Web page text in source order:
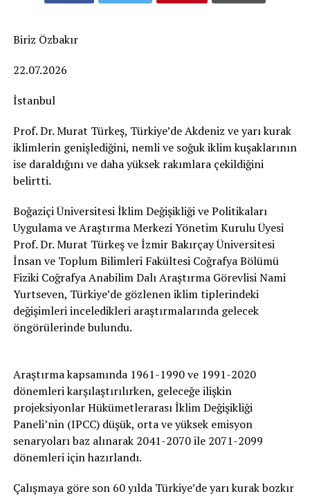
Biriz Özbakır
22.07.2026
İstanbul
Prof. Dr. Murat Türkeş, Türkiye’de Akdeniz ve yarı kurak
iklimlerin genişlediğini, nemli ve soğuk iklim kuşaklarının
ise daraldığını ve daha yüksek rakımlara çekildiğini
belirtti.
Boğaziçi Üniversitesi İklim Değişikliği ve Politikaları
Uygulama ve Araştırma Merkezi Yönetim Kurulu Üyesi
Prof. Dr. Murat Türkeş ve İzmir Bakırçay Üniversitesi
İnsan ve Toplum Bilimleri Fakültesi Coğrafya Bölümü
Fiziki Coğrafya Anabilim Dalı Araştırma Görevlisi Nami
Yurtseven, Türkiye’de gözlenen iklim tiplerindeki
değişimleri inceledikleri araştırmalarında gelecek
öngörülerinde bulundu.
Araştırma kapsamında 1961-1990 ve 1991-2020
dönemleri karşılaştırılırken, geleceğe ilişkin
projeksiyonlar Hükümetlerarası İklim Değişikliği
Paneli’nin (IPCC) düşük, orta ve yüksek emisyon
senaryoları baz alınarak 2041-2070 ile 2071-2099
dönemleri için hazırlandı.
Çalışmaya göre son 60 yılda Türkiye’de yarı kurak bozkır